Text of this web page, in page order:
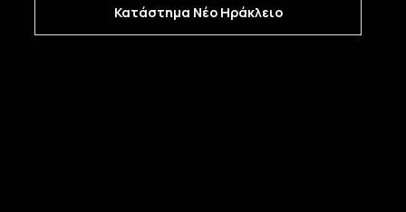
Κατάστημα Νέο Ηράκλειο